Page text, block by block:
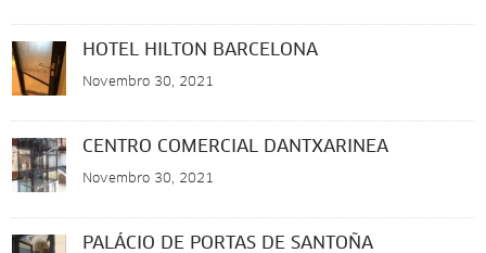
HOTEL HILTON BARCELONA
Novembro 30, 2021
CENTRO COMERCIAL DANTXARINEA
Novembro 30, 2021
PALÁCIO DE PORTAS DE SANTOÑA